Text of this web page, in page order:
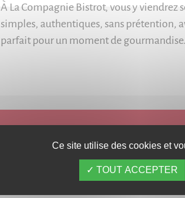
À La Compagnie Bistrot, vous y viendrez
simples, authentiques, sans prétention,
parfait pour un moment de gourmandise.
Sur simple présentation du Passeport
40% pour 3
Ce site utilise des cookies et
TOUT ACCEPTER